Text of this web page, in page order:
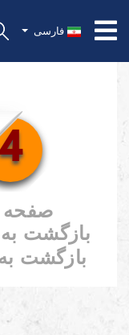
فارسی
صفحه
بازگشت
بازگشت